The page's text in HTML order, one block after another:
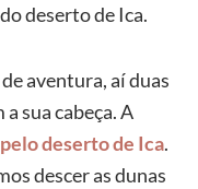
deserto de Ica.
aventura, aí duas
sua cabeça. A
deserto de Ica.
descer as dunas